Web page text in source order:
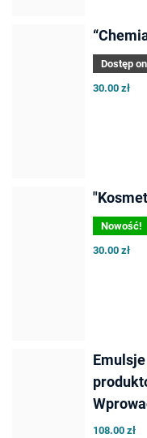
Dostęp
30.00 zł
Nowość!
30.00 zł
108.00 zł